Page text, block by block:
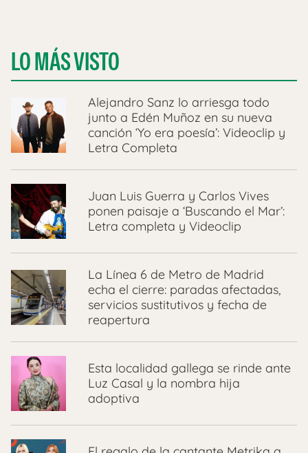
LO MÁS VISTO
Alejandro Sanz lo arriesga todo
junto a Edén Muñoz en su nueva
canción ‘Yo era poesía’: Videoclip y
Letra Completa
Juan Luis Guerra y Carlos Vives
ponen paisaje a ‘Buscando el Mar’:
Letra completa y Videoclip
La Línea 6 de Metro de Madrid
echa el cierre: paradas afectadas,
servicios sustitutivos y fecha de
reapertura
Esta localidad gallega se rinde ante
Luz Casal y la nombra hija
adoptiva